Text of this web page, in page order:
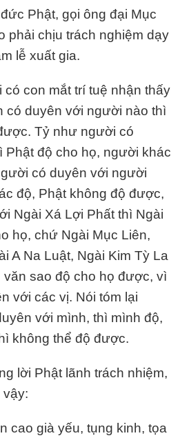
Phật, gọi ông đại Mục
phải chịu trách nghiệm dạy
lễ xuất gia.
con mắt trí tuệ nhận thấy
có duyên với người nào thì
Tỷ như người có
Phật độ cho họ, người khác
có duyên với người
độ, Phật không độ được,
Ngài Xá Lợi Phất thì Ngài
họ, chứ Ngài Mục Liên,
A Na Luật, Ngài Kim Tỳ La
văn sao độ cho họ được, vì
với các vị. Nói tóm lại
với mình, thì mình độ,
không thể độ được.
lời Phật lãnh trách nhiệm,
vậy:
cao già yếu, tụng kinh, tọa